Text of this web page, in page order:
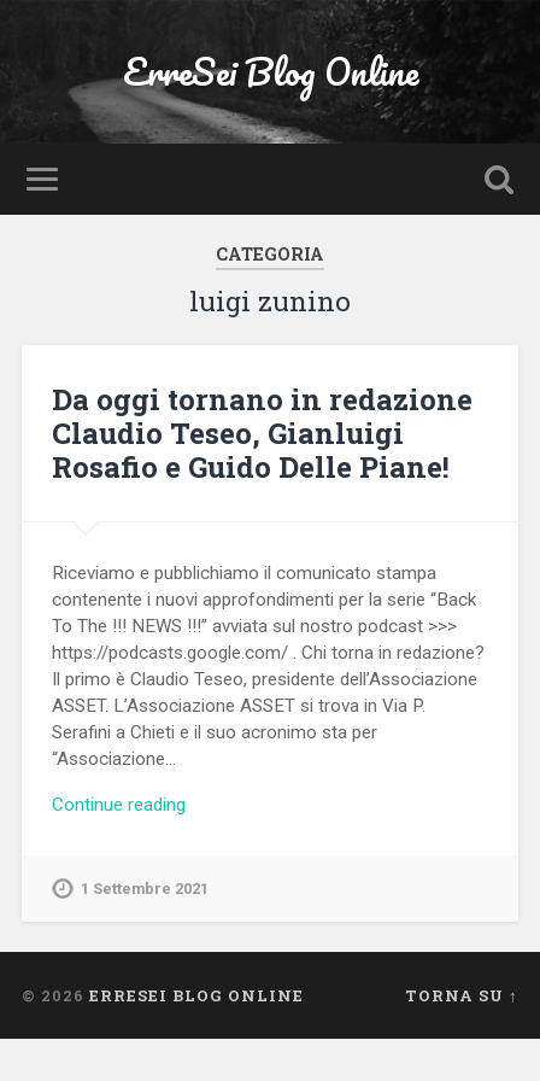
ErreSei Blog Online
CATEGORIA
luigi zunino
Da oggi tornano in redazione
Claudio Teseo, Gianluigi
Rosafio e Guido Delle Piane!
Riceviamo e pubblichiamo il comunicato stampa
contenente i nuovi approfondimenti per la serie “Back
To The !!! NEWS !!!” avviata sul nostro podcast >>>
https://podcasts.google.com/ . Chi torna in redazione?
Il primo è Claudio Teseo, presidente dell’Associazione
ASSET. L’Associazione ASSET si trova in Via P.
Serafini a Chieti e il suo acronimo sta per
“Associazione…
Continue reading
1 Settembre 2021
© 2026 ERRESEI BLOG ONLINE TORNA SU ↑